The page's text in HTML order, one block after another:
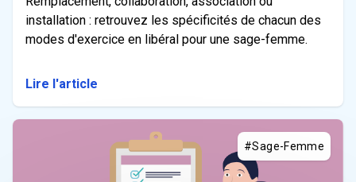
installation : retrouvez les spécificités de chacun des
modes d'exercice en libéral pour une sage-femme.
Lire l'article
#Sage-Femme